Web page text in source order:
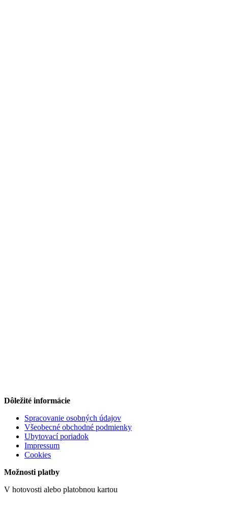
Dôležité informácie
Spracovanie osobných údajov
Všeobecné obchodné podmienky
Ubytovací poriadok
Impressum
Cookies
Možnosti platby
V hotovosti alebo platobnou kartou